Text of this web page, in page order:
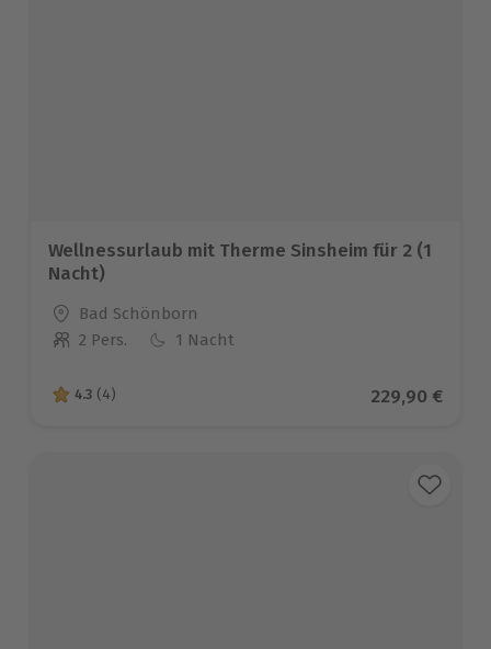
Wellnessurlaub mit Therme Sinsheim für 2 (1
Nacht)
Standort
Bad Schönborn
Anzahl der Teilnehmer
2 Pers. 1 Nacht
4.3 von 5 Sternen basierend auf 4 Bewertungen
4.3 (4) Aktueller
229,90 €